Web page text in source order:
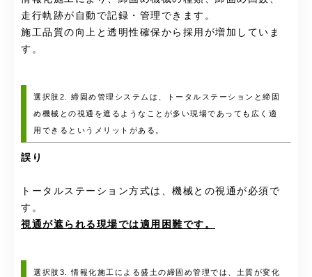
走行軌跡が自動で記録・管理できます。
施工品質の向上と透明性確保から採用が増加していま
す。
選択肢2. 締固め管理システムは、トータルステーションと締固
め機械との視通を遮るようなことが多い現場であっても広く適
用できるというメリットがある。
誤り
トータルステーション方式は、機械との視通が必須で
す。
視通が遮られる現場では適用困難です。
選択肢3. 情報化施工による盛土の締固め管理では、土質が変化